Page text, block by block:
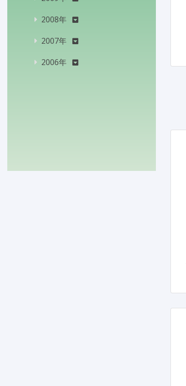
2008年
2007年
2006年